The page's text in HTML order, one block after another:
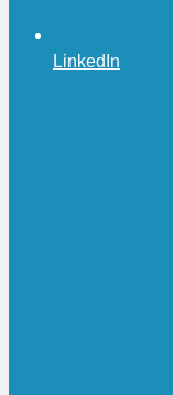
LinkedIn